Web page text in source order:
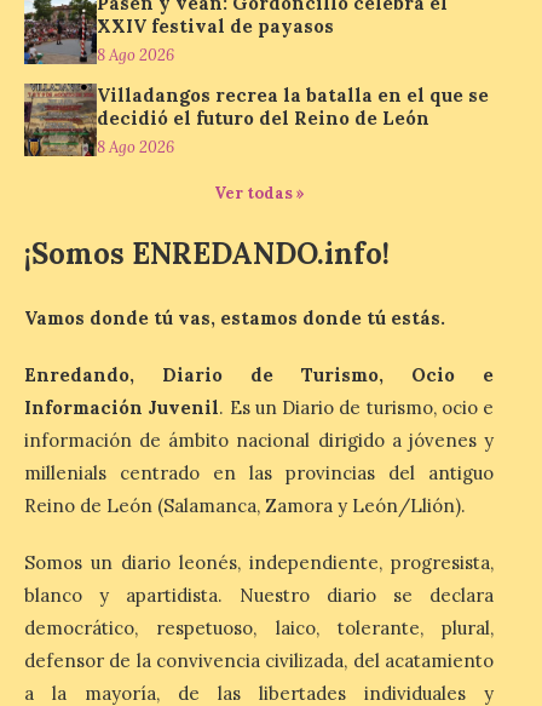
nos envía la décimo […]
Los minerales y sus usos
más comunes centran la
nueva exposición del
Museo de la Siderurgia y
8 Ago 2026
La exposición que se
de agosto a las doce y
durante la ‘Feria de
minerales, rocas y fósiles de Castilla y
León’, podrá visitarse hasta finales del
mes de noviembre, con […]
La Bañeza inicia sus
fiestas con el pregón a
cargo de Arturo Martínez
Matilla
8 Ago 2026
XXIV festival de payasos
8 Ago 2026
Villadangos recrea la batalla en el que se
decidió el futuro del Reino de León
8 Ago 2026
Ver todas »
¡Somos ENREDANDO.info!
Vamos donde tú vas, estamos donde tú estás.
Enredando, Diario de Turismo, Ocio e
Información Juvenil. Es un Diario de turismo, ocio e
información de ámbito nacional dirigido a jóvenes y
millenials centrado en las provincias del antiguo
Reino de León (Salamanca, Zamora y León/Llión).
Somos un diario leonés, independiente, progresista,
blanco y apartidista. Nuestro diario se declara
democrático, respetuoso, laico, tolerante, plural,
defensor de la convivencia civilizada, del acatamiento
a la mayoría, de las libertades individuales y